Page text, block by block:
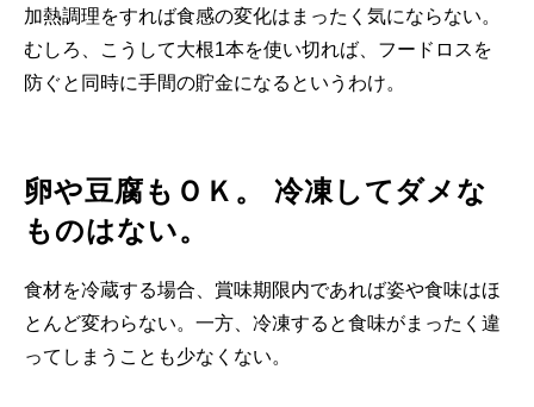
加熱調理をすれば食感の変化はまったく気にならない。
むしろ、こうして大根1本を使い切れば、フードロスを
防ぐと同時に手間の貯金になるというわけ。
卵や豆腐もＯＫ。 冷凍してダメな
ものはない。
食材を冷蔵する場合、賞味期限内であれば姿や食味はほ
とんど変わらない。一方、冷凍すると食味がまったく違
ってしまうことも少なくない。